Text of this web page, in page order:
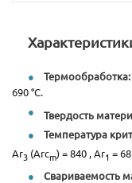
Термообработка:
690 °C.
Твердость
Температура
Ar3 (Arcm) = 840 , Ar1 =
Свариваемость